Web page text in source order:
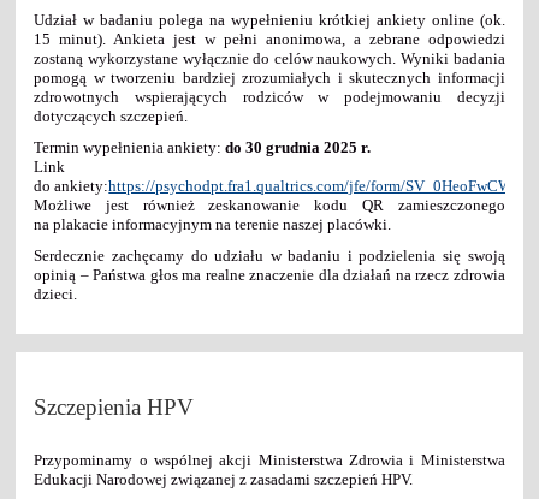
Udział w badaniu polega na wypełnieniu krótkiej ankiety online (ok.
15 minut). Ankieta jest w pełni anonimowa, a zebrane odpowiedzi
zostaną wykorzystane wyłącznie do celów naukowych. Wyniki badania
pomogą w tworzeniu bardziej zrozumiałych i skutecznych informacji
zdrowotnych wspierających rodziców w podejmowaniu decyzji
dotyczących szczepień.
Termin wypełnienia ankiety:do 30 grudnia 2025 r.
Link
do ankiety:https://psychodpt.fra1.qualtrics.com/jfe/form/
Możliwe jest również zeskanowanie kodu QR zamieszczonego
na plakacie informacyjnym na terenie naszej placówki.
Serdecznie zachęcamy do udziału w badaniu i podzielenia się swoją
opinią – Państwa głos ma realne znaczenie dla działań na rzecz zdrowia
dzieci.
Szczepienia HPV
Przypominamy o wspólnej akcji Ministerstwa Zdrowia i Ministerstwa
Edukacji Narodowej związanej z zasadami szczepień HPV.